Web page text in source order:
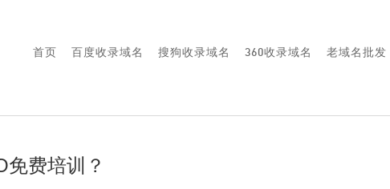
首页 百度收录域名 搜狗收录域名 360收录域名 老域名批发
费培训？